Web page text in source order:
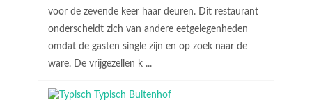
voor de zevende keer haar deuren. Dit restaurant
onderscheidt zich van andere eetgelegenheden
omdat de gasten single zijn en op zoek naar de
ware. De vrijgezellen k ...